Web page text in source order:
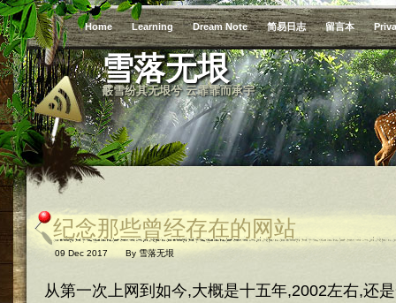
Home Learning Dream Note 简易日志 留言本
雪落无垠
霰雪纷其无垠兮 云霏霏而承宇
纪念那些曾经存在的网站
09 Dec 2017 By 雪落无垠
从第一次上网到如今,大概是十五年,2002左右,还